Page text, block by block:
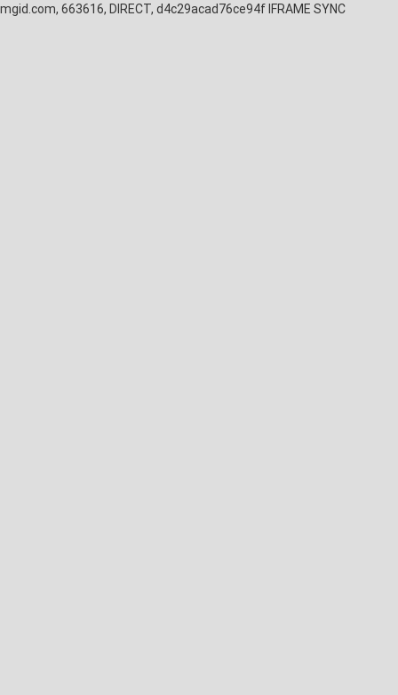
mgid.com, 663616, DIRECT, d4c29acad76ce94f IFRAME SYNC